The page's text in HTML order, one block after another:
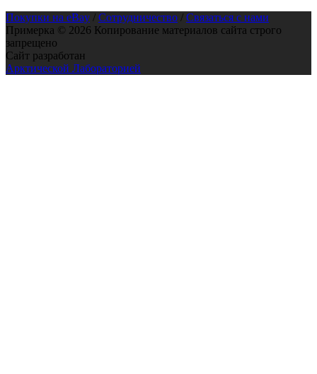
Покупки на eBay / Сотрудничество / Связаться с нами
Примерка © 2026 Копирование материалов сайта строго
запрещено
Сайт разработан
Арктической Лабораторией